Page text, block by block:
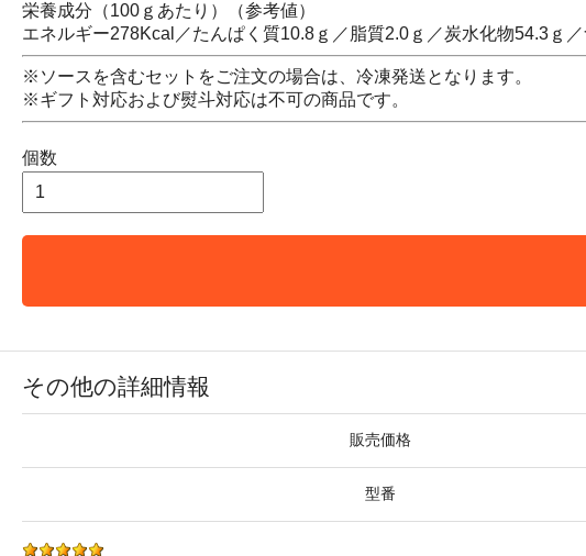
栄養成分（100ｇあたり）（参考値）
エネルギー278Kcal／たんぱく質10.8ｇ／脂質2.0ｇ／炭水化物54.3ｇ／
※ソースを含むセットをご注文の場合は、冷凍発送となります。
※ギフト対応および熨斗対応は不可の商品です。
個数
その他の詳細情報
販売価格
型番